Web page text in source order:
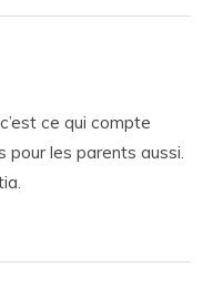
ce qui compte
pour les parents aussi.